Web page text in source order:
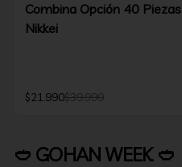
Combina Opción 40 Piezas
Nikkei
$21.990$39.990
🥙 GOHAN WEEK 🥙